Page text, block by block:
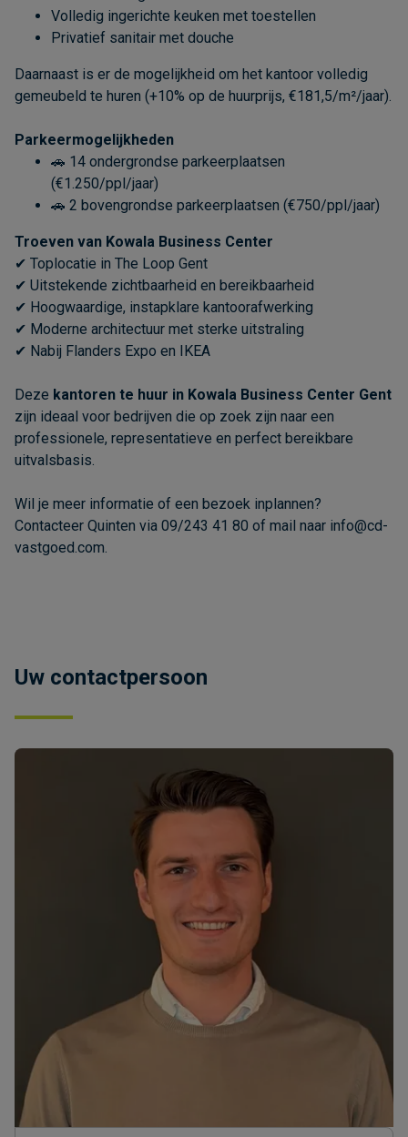
Volledig ingerichte keuken met toestellen
Privatief sanitair met douche
Daarnaast is er de mogelijkheid om het kantoor volledig
gemeubeld te huren (+10% op de huurprijs, €181,5/m²/jaar).
Parkeermogelijkheden
🚗 14 ondergrondse parkeerplaatsen
(€1.250/ppl/jaar)
🚗 2 bovengrondse parkeerplaatsen (€750/ppl/jaar)
Troeven van Kowala Business Center
✔ Toplocatie in The Loop Gent
✔ Uitstekende zichtbaarheid en bereikbaarheid
✔ Hoogwaardige, instapklare kantoorafwerking
✔ Moderne architectuur met sterke uitstraling
✔ Nabij Flanders Expo en IKEA
Deze kantoren te huur in Kowala Business Center Gent
zijn ideaal voor bedrijven die op zoek zijn naar een
professionele, representatieve en perfect bereikbare
uitvalsbasis.
Wil je meer informatie of een bezoek inplannen?
Contacteer Quinten via 09/243 41 80 of mail naar info@cd-
vastgoed.com.
Uw contactpersoon